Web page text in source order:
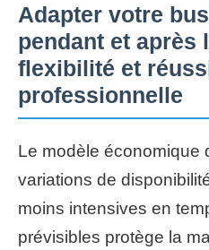
Adapter votre
pendant et après
flexibilité et
professionnelle
Le modèle économique
variations de
moins intensives en
prévisibles protège la